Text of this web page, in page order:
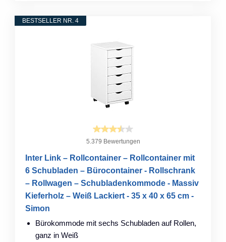
BESTSELLER NR. 4
5.379 Bewertungen
Inter Link – Rollcontainer – Rollcontainer mit
6 Schubladen – Bürocontainer - Rollschrank
– Rollwagen – Schubladenkommode - Massiv
Kieferholz – Weiß Lackiert - 35 x 40 x 65 cm -
Simon
Bürokommode mit sechs Schubladen auf Rollen,
ganz in Weiß